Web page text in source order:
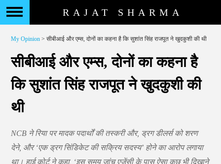
RAJAT SHARMA
My Opinion > सीबीआई और एम्स, दोनों का कहना है कि सुशांत सिंह राजपूत ने खुदकुशी की थी
सीबीआई और एम्स, दोनों का कहना है
कि सुशांत सिंह राजपूत ने खुदकुशी की
थी
NCB ने रिया पर मादक पदार्थों की तस्करी और, ड्रग डीलर्स को शरण
देने, और ‘एक ड्रग सिंडिकेट की सक्रिय सदस्य’ होने का आरोप लगाया
था। हाई कोर्ट ने कहा, ‘इस समय जांच एजेंसी के पास ऐसा कुछ भी दिखाने